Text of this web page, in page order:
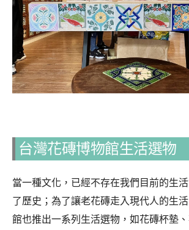
台灣花磚博物館生活選物
當一種文化，已經不存在我們目前的生
了歷史；為了讓老花磚走入現代人的生
館也推出一系列生活選物，如花磚杯墊